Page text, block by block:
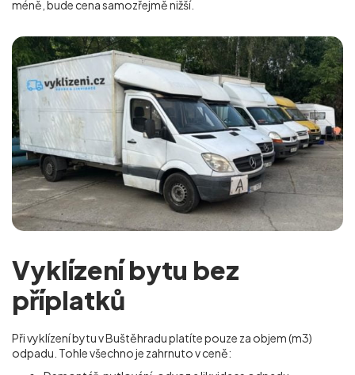
méně, bude cena samozřejmě nižší.
Vyklízení bytu bez
příplatků
Při vyklízení bytu v Buštěhradu platíte pouze za objem (m3)
odpadu. Tohle všechno je zahrnuto v ceně: